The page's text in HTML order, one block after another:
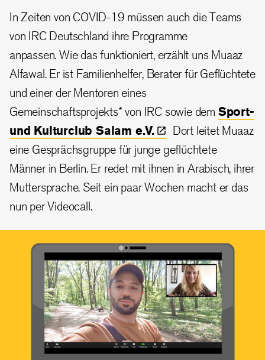
In Zeiten von COVID-19 müssen auch die Teams
von IRC Deutschland ihre Programme
anpassen. Wie das funktioniert, erzählt uns Muaaz
Alfawal. Er ist Familienhelfer, Berater für Geflüchtete
und einer der Mentoren eines
Gemeinschaftsprojekts* von IRC sowie dem Sport-
und Kulturclub Salam e.V.
Dort leitet Muaaz
eine Gesprächsgruppe für junge geflüchtete
Männer in Berlin. Er redet mit ihnen in Arabisch, ihrer
Muttersprache. Seit ein paar Wochen macht er das
nun per Videocall.